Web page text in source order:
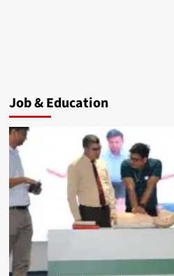
Job & Education